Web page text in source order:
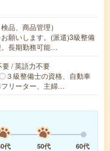
品、商品管理）
願いします。(派遣)3級整備
。長期勤務可能…
/ 英語力不要
３級整備士の資格、自動車
リーター、主婦…
代 50代 60代